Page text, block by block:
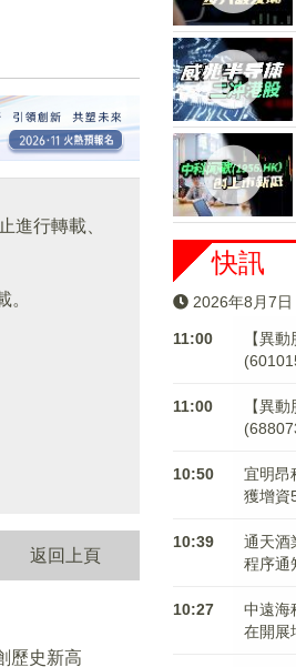
進行轉載、
。
返回上頁
歷史新高
快訊
2026年8月7
11:00
【異
11:00
【異
10:50
宜明昂
獲增資
10:39
通天酒
程序通
10:27
中遠海
在開展